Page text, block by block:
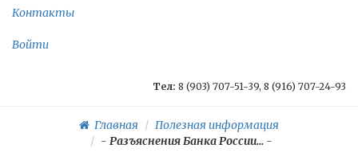
Контакты
Войти
Тел: 8 (903) 707-51-39, 8 (916) 707-24-93
Главная
Полезная информация
- Разъяснения Банка России...-